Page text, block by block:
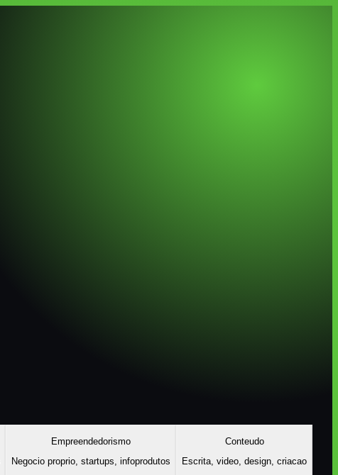
Empreendedorismo
Negocio proprio, startups, infoprodutos
Conteudo
Escrita, video, design, criacao